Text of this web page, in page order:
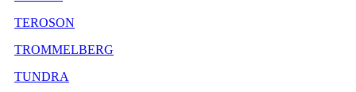
TEROSON
TROMMELBERG
TUNDRA